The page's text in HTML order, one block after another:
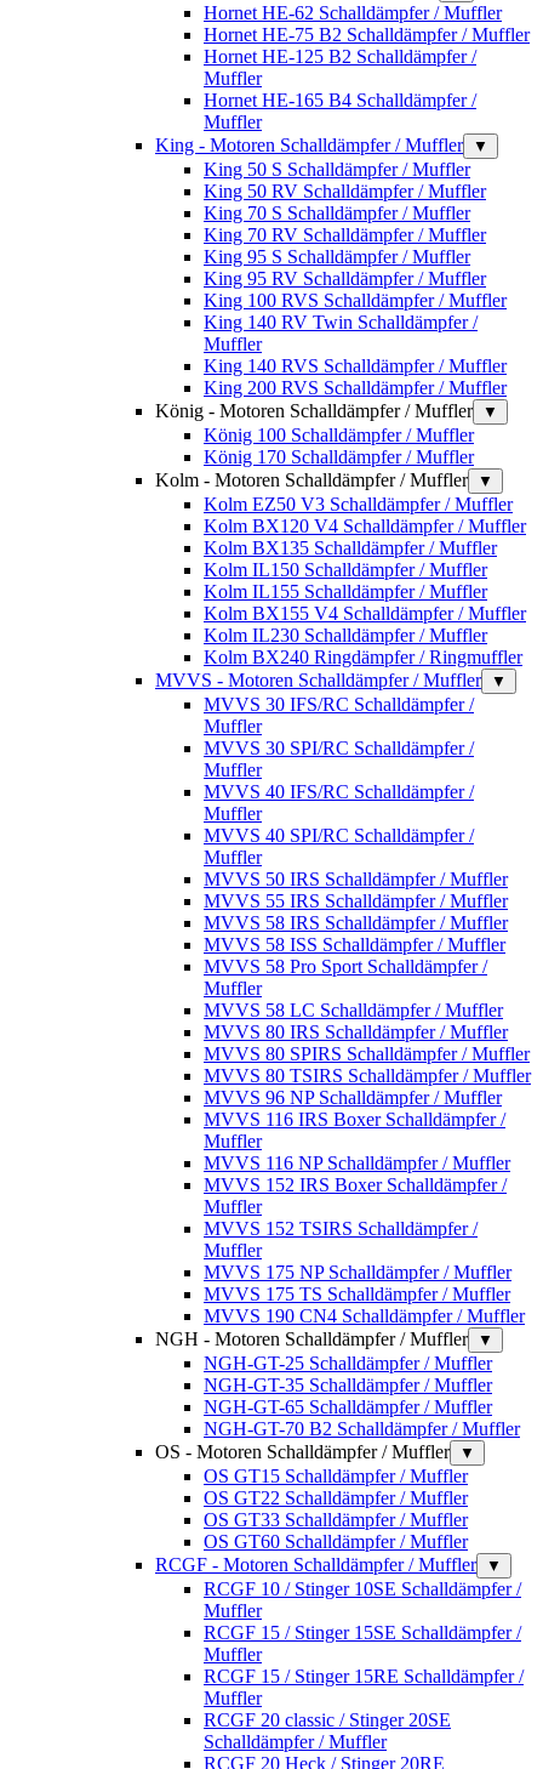
Hornet HE-62 Schalldämpfer / Muffler
Hornet HE-75 B2 Schalldämpfer / Muffler
Hornet HE-125 B2 Schalldämpfer /
Muffler
Hornet HE-165 B4 Schalldämpfer /
Muffler
King - Motoren Schalldämpfer / Muffler
▼
King 50 S Schalldämpfer / Muffler
King 50 RV Schalldämpfer / Muffler
King 70 S Schalldämpfer / Muffler
King 70 RV Schalldämpfer / Muffler
King 95 S Schalldämpfer / Muffler
King 95 RV Schalldämpfer / Muffler
King 100 RVS Schalldämpfer / Muffler
King 140 RV Twin Schalldämpfer /
Muffler
King 140 RVS Schalldämpfer / Muffler
King 200 RVS Schalldämpfer / Muffler
König - Motoren Schalldämpfer / Muffler
▼
König 100 Schalldämpfer / Muffler
König 170 Schalldämpfer / Muffler
Kolm - Motoren Schalldämpfer / Muffler
▼
Kolm EZ50 V3 Schalldämpfer / Muffler
Kolm BX120 V4 Schalldämpfer / Muffler
Kolm BX135 Schalldämpfer / Muffler
Kolm IL150 Schalldämpfer / Muffler
Kolm IL155 Schalldämpfer / Muffler
Kolm BX155 V4 Schalldämpfer / Muffler
Kolm IL230 Schalldämpfer / Muffler
Kolm BX240 Ringdämpfer / Ringmuffler
MVVS - Motoren Schalldämpfer / Muffler
▼
MVVS 30 IFS/RC Schalldämpfer /
Muffler
MVVS 30 SPI/RC Schalldämpfer /
Muffler
MVVS 40 IFS/RC Schalldämpfer /
Muffler
MVVS 40 SPI/RC Schalldämpfer /
Muffler
MVVS 50 IRS Schalldämpfer / Muffler
MVVS 55 IRS Schalldämpfer / Muffler
MVVS 58 IRS Schalldämpfer / Muffler
MVVS 58 ISS Schalldämpfer / Muffler
MVVS 58 Pro Sport Schalldämpfer /
Muffler
MVVS 58 LC Schalldämpfer / Muffler
MVVS 80 IRS Schalldämpfer / Muffler
MVVS 80 SPIRS Schalldämpfer / Muffler
MVVS 80 TSIRS Schalldämpfer / Muffler
MVVS 96 NP Schalldämpfer / Muffler
MVVS 116 IRS Boxer Schalldämpfer /
Muffler
MVVS 116 NP Schalldämpfer / Muffler
MVVS 152 IRS Boxer Schalldämpfer /
Muffler
MVVS 152 TSIRS Schalldämpfer /
Muffler
MVVS 175 NP Schalldämpfer / Muffler
MVVS 175 TS Schalldämpfer / Muffler
MVVS 190 CN4 Schalldämpfer / Muffler
NGH - Motoren Schalldämpfer / Muffler
▼
NGH-GT-25 Schalldämpfer / Muffler
NGH-GT-35 Schalldämpfer / Muffler
NGH-GT-65 Schalldämpfer / Muffler
NGH-GT-70 B2 Schalldämpfer / Muffler
OS - Motoren Schalldämpfer / Muffler
▼
OS GT15 Schalldämpfer / Muffler
OS GT22 Schalldämpfer / Muffler
OS GT33 Schalldämpfer / Muffler
OS GT60 Schalldämpfer / Muffler
RCGF - Motoren Schalldämpfer / Muffler
▼
RCGF 10 / Stinger 10SE Schalldämpfer /
Muffler
RCGF 15 / Stinger 15SE Schalldämpfer /
Muffler
RCGF 15 / Stinger 15RE Schalldämpfer /
Muffler
RCGF 20 classic / Stinger 20SE
Schalldämpfer / Muffler
RCGF 20 Heck / Stinger 20RE